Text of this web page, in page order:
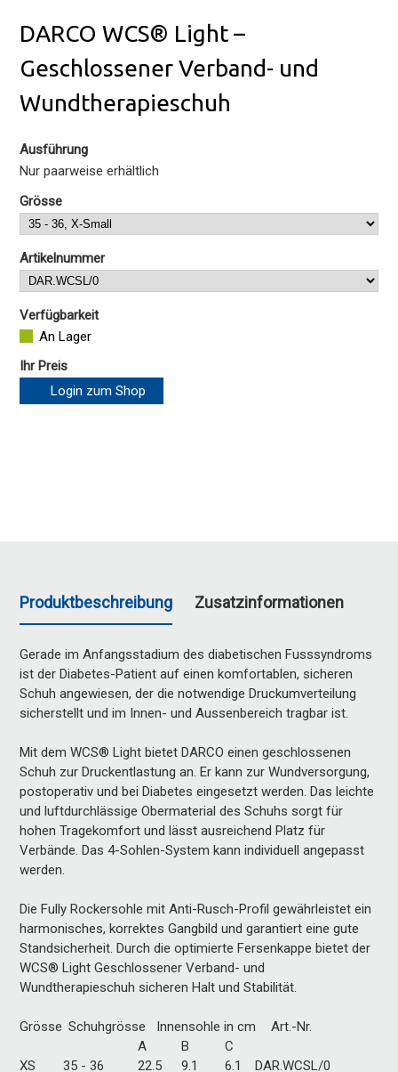
DARCO WCS® Light –
Geschlossener Verband- und
Wundtherapieschuh
Ausführung
Nur paarweise erhältlich
Grösse
Artikelnummer
Verfügbarkeit
An Lager
Ihr Preis
Login zum Shop
Produktbeschreibung Zusatzinformationen
Gerade im Anfangsstadium des diabetischen Fusssyndroms
ist der Diabetes-Patient auf einen komfortablen, sicheren
Schuh angewiesen, der die notwendige Druckumverteilung
sicherstellt und im Innen- und Aussenbereich tragbar ist.
Mit dem WCS® Light bietet DARCO einen geschlossenen
Schuh zur Druckentlastung an. Er kann zur Wundversorgung,
postoperativ und bei Diabetes eingesetzt werden. Das leichte
und luftdurchlässige Obermaterial des Schuhs sorgt für
hohen Tragekomfort und lässt ausreichend Platz für
Verbände. Das 4-Sohlen-System kann individuell angepasst
werden.
Die Fully Rockersohle mit Anti-Rusch-Profil gewährleistet ein
harmonisches, korrektes Gangbild und garantiert eine gute
Standsicherheit. Durch die optimierte Fersenkappe bietet der
WCS® Light Geschlossener Verband- und
Wundtherapieschuh sicheren Halt und Stabilität.
Grösse Schuhgrösse Innensohle in cm
Art.-Nr.
A
B
C
XS
35 - 36 22.5 9.1 6.1 DAR.WCSL/0